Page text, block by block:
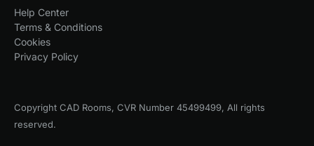
Help Center
Terms & Conditions
Cookies
Privacy Policy
Copyright CAD Rooms, CVR Number 45499499, All rights
reserved.